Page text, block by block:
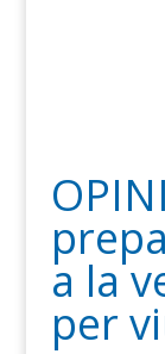
a la
per